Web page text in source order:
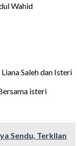
Wahid
Saleh dan Isteri
isteri
Sendu, Terkilan